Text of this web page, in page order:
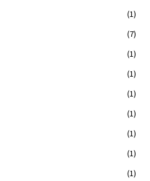
(1)
(7)
(1)
(1)
(1)
(1)
(1)
(1)
(1)